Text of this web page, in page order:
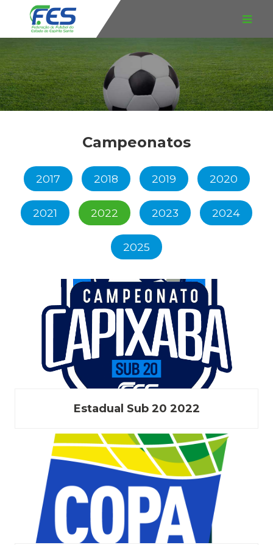
Campeonatos
2017 2018 2019 2020
2021 2022 2023 2024
2025
Estadual Sub 20 2022